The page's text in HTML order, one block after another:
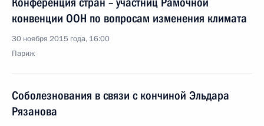
конвенции ООН по вопросам изменения климата
30 ноября 2015 года, 16:00
Париж
Соболезнования в связи с кончиной Эльдара
Рязанова